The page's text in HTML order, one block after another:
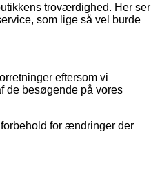
troværdighed. Her ser
som lige så vel burde
eftersom vi
de besøgende på vores
for ændringer der